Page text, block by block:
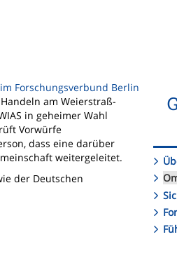
Forschungsverbund Berlin
am Weierstraß-
in geheimer Wahl
Vorwürfe
dass eine darüber
weitergeleitet.
der Deutschen